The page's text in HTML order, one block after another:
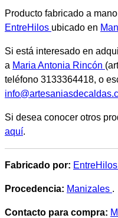
Producto fabricado a
EntreHilos ubicado en
Si está interesado en
a Maria Antonia Rincón
teléfono 3133364418, o
Si desea conocer otros
aquí.
Fabricado por: EntreHilos
Procedencia: Manizales .
Contacto para compra: